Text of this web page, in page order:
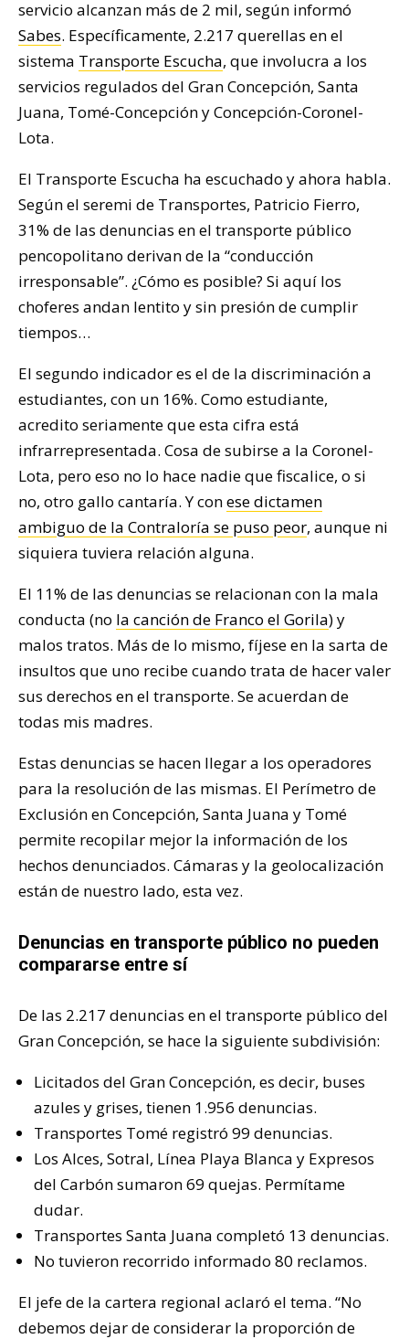
servicio alcanzan más de 2 mil, según informó
Sabes. Específicamente, 2.217 querellas en el
sistema Transporte Escucha, que involucra a los
servicios regulados del Gran Concepción, Santa
Juana, Tomé-Concepción y Concepción-Coronel-
Lota.
El Transporte Escucha ha escuchado y ahora habla.
Según el seremi de Transportes, Patricio Fierro,
31% de las denuncias en el transporte público
pencopolitano derivan de la “conducción
irresponsable”. ¿Cómo es posible? Si aquí los
choferes andan lentito y sin presión de cumplir
tiempos…
El segundo indicador es el de la discriminación a
estudiantes, con un 16%. Como estudiante,
acredito seriamente que esta cifra está
infrarrepresentada. Cosa de subirse a la Coronel-
Lota, pero eso no lo hace nadie que fiscalice, o si
no, otro gallo cantaría. Y conese dictamen
ambiguo de la Contraloría se puso peor, aunque ni
siquiera tuviera relación alguna.
El 11% de las denuncias se relacionan con la mala
conducta (no la canción de Franco el Gorila) y
malos tratos. Más de lo mismo, fíjese en la sarta de
insultos que uno recibe cuando trata de hacer valer
sus derechos en el transporte. Se acuerdan de
todas mis madres.
Estas denuncias se hacen llegar a los operadores
para la resolución de las mismas. El Perímetro de
Exclusión en Concepción, Santa Juana y Tomé
permite recopilar mejor la información de los
hechos denunciados. Cámaras y la geolocalización
están de nuestro lado, esta vez.
Denuncias en transporte público no pueden
compararse entre sí
De las 2.217 denuncias en el transporte público del
Gran Concepción, se hace la siguiente subdivisión:
Licitados del Gran Concepción, es decir, buses
azules y grises, tienen 1.956 denuncias.
Transportes Tomé registró 99 denuncias.
Los Alces, Sotral, Línea Playa Blanca y Expresos
del Carbón sumaron 69 quejas. Permítame
dudar.
Transportes Santa Juana completó 13 denuncias.
No tuvieron recorrido informado 80 reclamos.
El jefe de la cartera regional aclaró el tema. “No
debemos dejar de considerar la proporción de